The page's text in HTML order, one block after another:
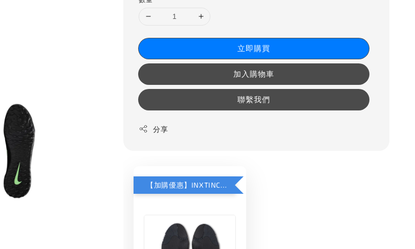
立即購買
加入購物車
聯繫我們
分享
【加購優惠】INXTINCT 運動款鞋墊